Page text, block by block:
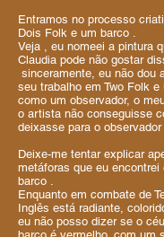
Entramos no processo
Dois Folk e um barco .
Veja , eu nomeei a pintura
Claudia pode não gostar
sinceramente, eu não dou
seu trabalho em Two Folk
como um observador, o
o artista não conseguisse
deixasse para o
Deixe-me tentar explicar
metáforas que eu encontrei
barco .
Enquanto em combate de
Inglês está radiante,
eu não posso dizer se o